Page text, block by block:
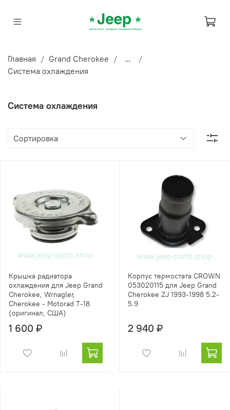
Главная Grand Cherokee
...
Система охлаждения
Система охлаждения
Крышка радиатора
охлаждения для Jeep Grand
Cherokee, Wrnagler,
Cherokee - Motorad T-18
(оригинал, США)
1 600 ₽
Корпус термостата CROWN
053020115 для Jeep Grand
Cherokee ZJ 1993-1998 5.2-
5.9
2 940 ₽